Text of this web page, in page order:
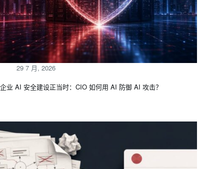
29 7 月, 2026
企业 AI 安全建设正当时：CIO 如何用 AI 防御 AI 攻击？